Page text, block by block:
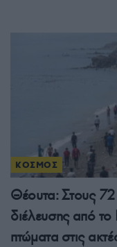
ΚΟΣΜΟΣ
Θέουτα: Στους 72
διέλευσης από
πτώματα στις